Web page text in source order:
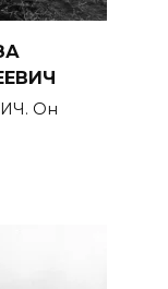
Он